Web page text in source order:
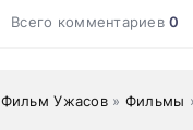
Всего комментариев0
Фильм Ужасов» Фильмы